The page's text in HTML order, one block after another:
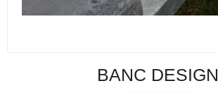
BANC DESIGN